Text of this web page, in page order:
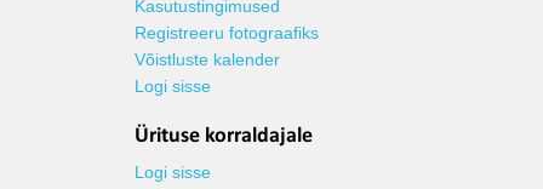
Kasutustingimused
Registreeru fotograafiks
Võistluste kalender
Logi sisse
Ürituse korraldajale
Logi sisse